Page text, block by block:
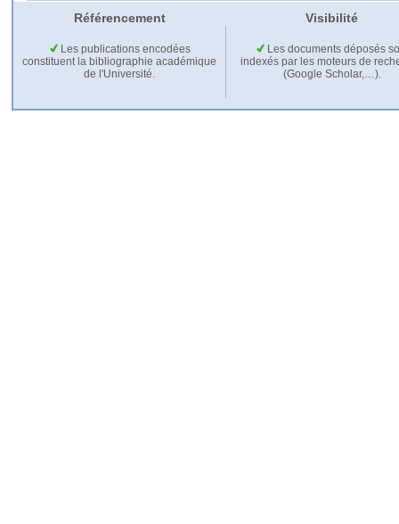
Référencement Visibilité
Les publications encodées
constituent la bibliographie académique
de l'Université.
Les documents déposés
indexés par les moteurs de
(Google Scholar,…).